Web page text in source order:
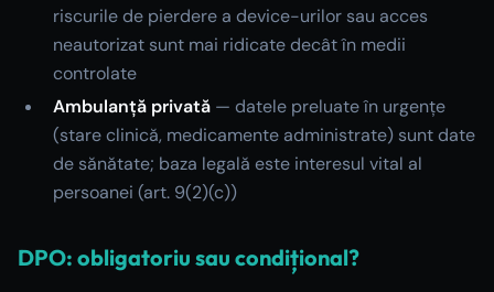
riscurile de pierdere a device-urilor sau acces
neautorizat sunt mai ridicate decât în medii
controlate
Ambulanță privată — datele preluate în urgențe
(stare clinică, medicamente administrate) sunt date
de sănătate; baza legală este interesul vital al
persoanei (art. 9(2)(c))
DPO: obligatoriu sau condițional?